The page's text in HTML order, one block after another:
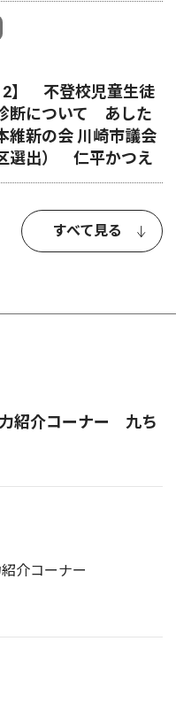
】 不登校児童生徒
断について あした
維新の会 川崎市議会
選出） 仁平かつえ
すべて見る
紹介コーナー 九ち
介コーナー